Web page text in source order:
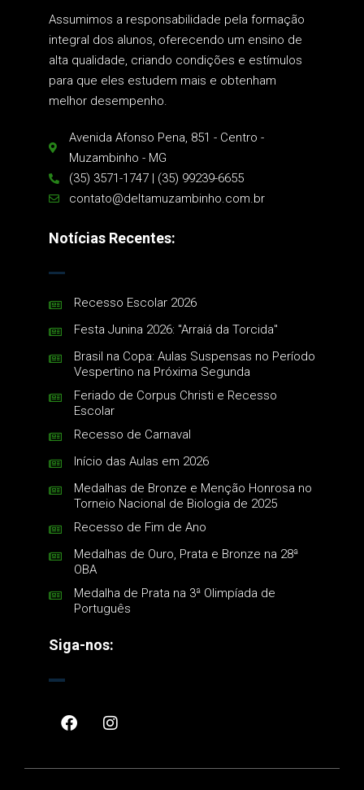
Assumimos a responsabilidade pela formação
integral dos alunos, oferecendo um ensino de
alta qualidade, criando condições e estímulos
para que eles estudem mais e obtenham
melhor desempenho.
Avenida Afonso Pena, 851 - Centro -
Muzambinho - MG
(35) 3571-1747 | (35) 99239-6655
contato@deltamuzambinho.com.br
Notícias Recentes:
Recesso Escolar 2026
Festa Junina 2026: "Arraiá da Torcida"
Brasil na Copa: Aulas Suspensas no Período
Vespertino na Próxima Segunda
Feriado de Corpus Christi e Recesso
Escolar
Recesso de Carnaval
Início das Aulas em 2026
Medalhas de Bronze e Menção Honrosa no
Torneio Nacional de Biologia de 2025
Recesso de Fim de Ano
Medalhas de Ouro, Prata e Bronze na 28ª
OBA
Medalha de Prata na 3ª Olimpíada de
Português
Siga-nos: